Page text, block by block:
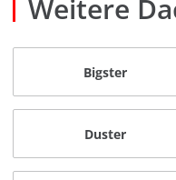
Weitere
Bigster
Duster